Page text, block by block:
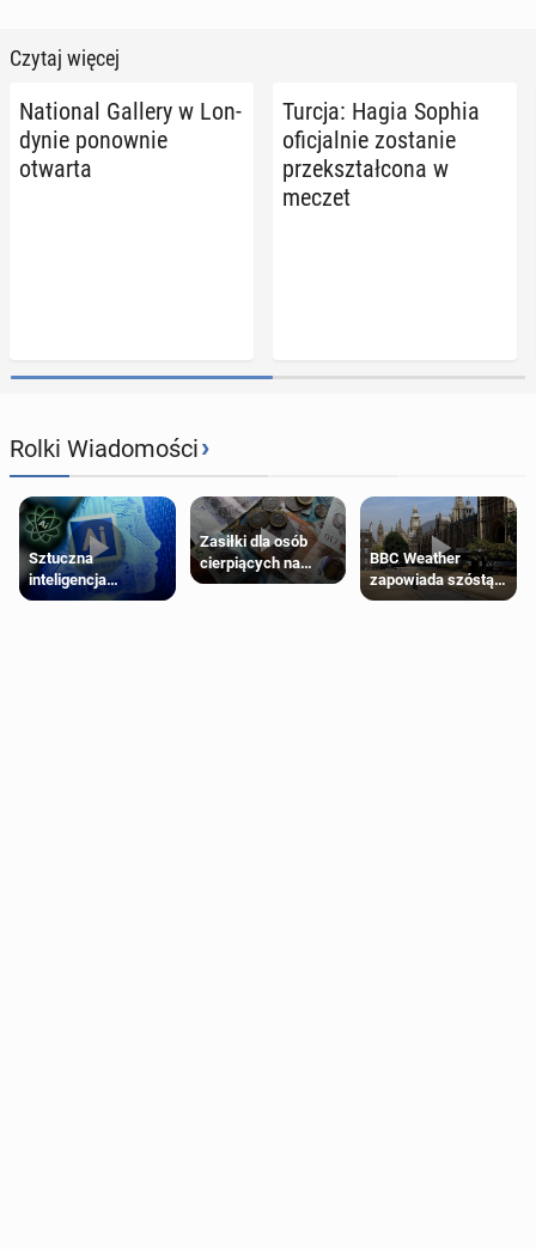
Czytaj więcej
Na­tio­nal Gallery w Lon­
dy­nie po­now­nie
otwarta
Turcja: Hagia Sophia
ofi­cjal­nie zo­sta­nie
prze­kształ­co­na w
meczet
Rolki Wiadomości›
Sztuczna
inteligencja
próbowała oszukać
Zasiłki dla osób
cierpiących na
schorzenia
BBC Weather
zapowiada szóstą
falę upałów w